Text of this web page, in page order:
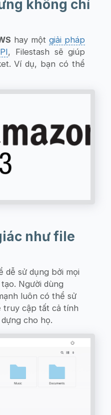
không chỉ
hay mộtgiải pháp
, Filestash sẽ giúp
Ví dụ, bạn có thể
như file
dễ sử dụng bởi mọi
Người dùng
luôn có thể sử
truy cập tất cả tính
cho họ.